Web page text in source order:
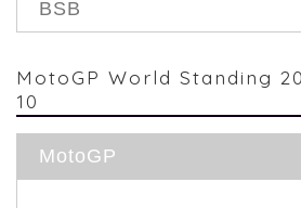
BSB
MotoGP World Standing
10
MotoGP